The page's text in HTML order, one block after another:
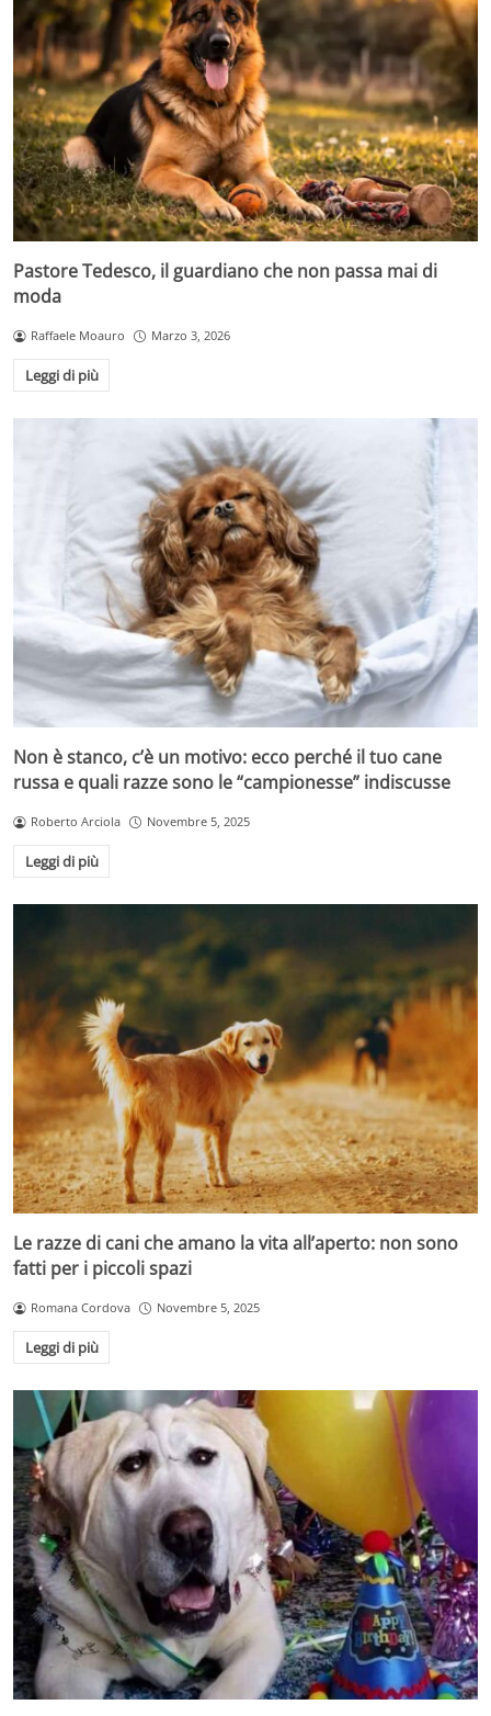
Pastore Tedesco, il guardiano che non passa mai di
moda
Raffaele Moauro Marzo 3, 2026
Leggi di più
Non è stanco, c’è un motivo: ecco perché il tuo cane
russa e quali razze sono le “campionesse” indiscusse
Roberto Arciola Novembre 5, 2025
Leggi di più
Le razze di cani che amano la vita all’aperto: non sono
fatti per i piccoli spazi
Romana Cordova Novembre 5, 2025
Leggi di più